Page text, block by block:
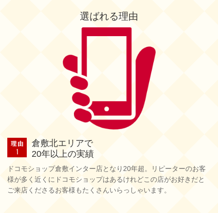
選ばれる理由
倉敷北エリアで
20年以上の実績
ドコモショップ倉敷インター店となり20年超。リピーターのお客
様が多く近くにドコモショップはあるけれどこの店がお好きだと
ご来店くださるお客様もたくさんいらっしゃいます。